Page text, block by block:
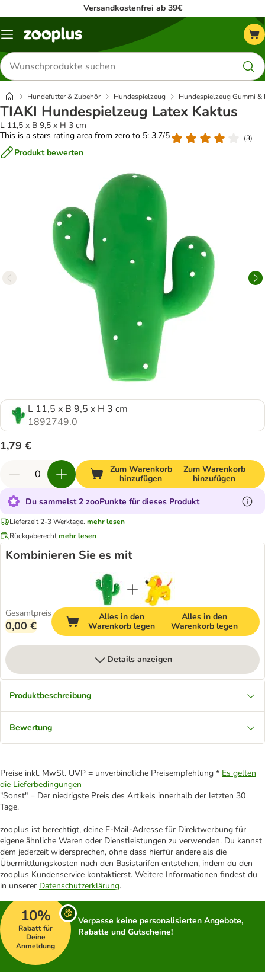
Versandkostenfrei ab 39€
Menü
Produkte
suchen
Hundefutter & Zubehör Hundespielzeug Hundespielzeug Gummi &
TIAKI Hundespielzeug Latex Kaktus
L 11,5 x B 9,5 x H 3 cm
This is a stars rating area from zero to 5: 3.7/5
(3)
Produkt bewerten
L 11,5 x B 9,5 x H 3 cm
1892749.0
1,79 €
Zum Warenkorb
hinzufügen
Zum Warenkorb
hinzufügen
Du sammelst 2 zooPunkte für dieses Produkt
Lieferzeit 2-3 Werktage. mehr lesen
Rückgaberechtmehr lesen
Kombinieren Sie es mit
Gesamtpreis
0,00 €
Alles in den
Warenkorb legen
Alles in den
Warenkorb legen
Details anzeigen
Produktbeschreibung
Bewertung
Preise inkl. MwSt. UVP = unverbindliche Preisempfehlung * Es gelten
die Lieferbedingungen
"Sonst" = Der niedrigste Preis des Artikels innerhalb der letzten 30
Tage.
zooplus ist berechtigt, deine E-Mail-Adresse für Direktwerbung für
eigene ähnliche Waren oder Dienstleistungen zu verwenden. Du kannst
dem jederzeit widersprechen, ohne dass hierfür andere als die
Übermittlungskosten nach den Basistarifen entstehen, indem du den
zooplus Kundenservice kontaktierst. Weitere Informationen findest du
in unserer Datenschutzerklärung.
10%
Rabatt für
Deine
Anmeldung
Verpasse keine personalisierten Angebote,
Rabatte und Gutscheine!